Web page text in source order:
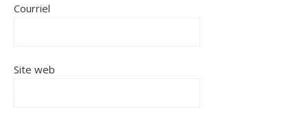
Courriel
Site web